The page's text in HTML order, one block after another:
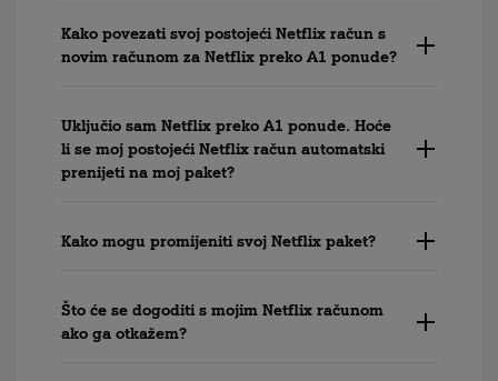
Kako povezati svoj postojeći Netflix račun s
novim računom za Netflix preko A1 ponude?
Uključio sam Netflix preko A1 ponude. Hoće
li se moj postojeći Netflix račun automatski
prenijeti na moj paket?
Kako mogu promijeniti svoj Netflix paket?
Što će se dogoditi s mojim Netflix računom
ako ga otkažem?